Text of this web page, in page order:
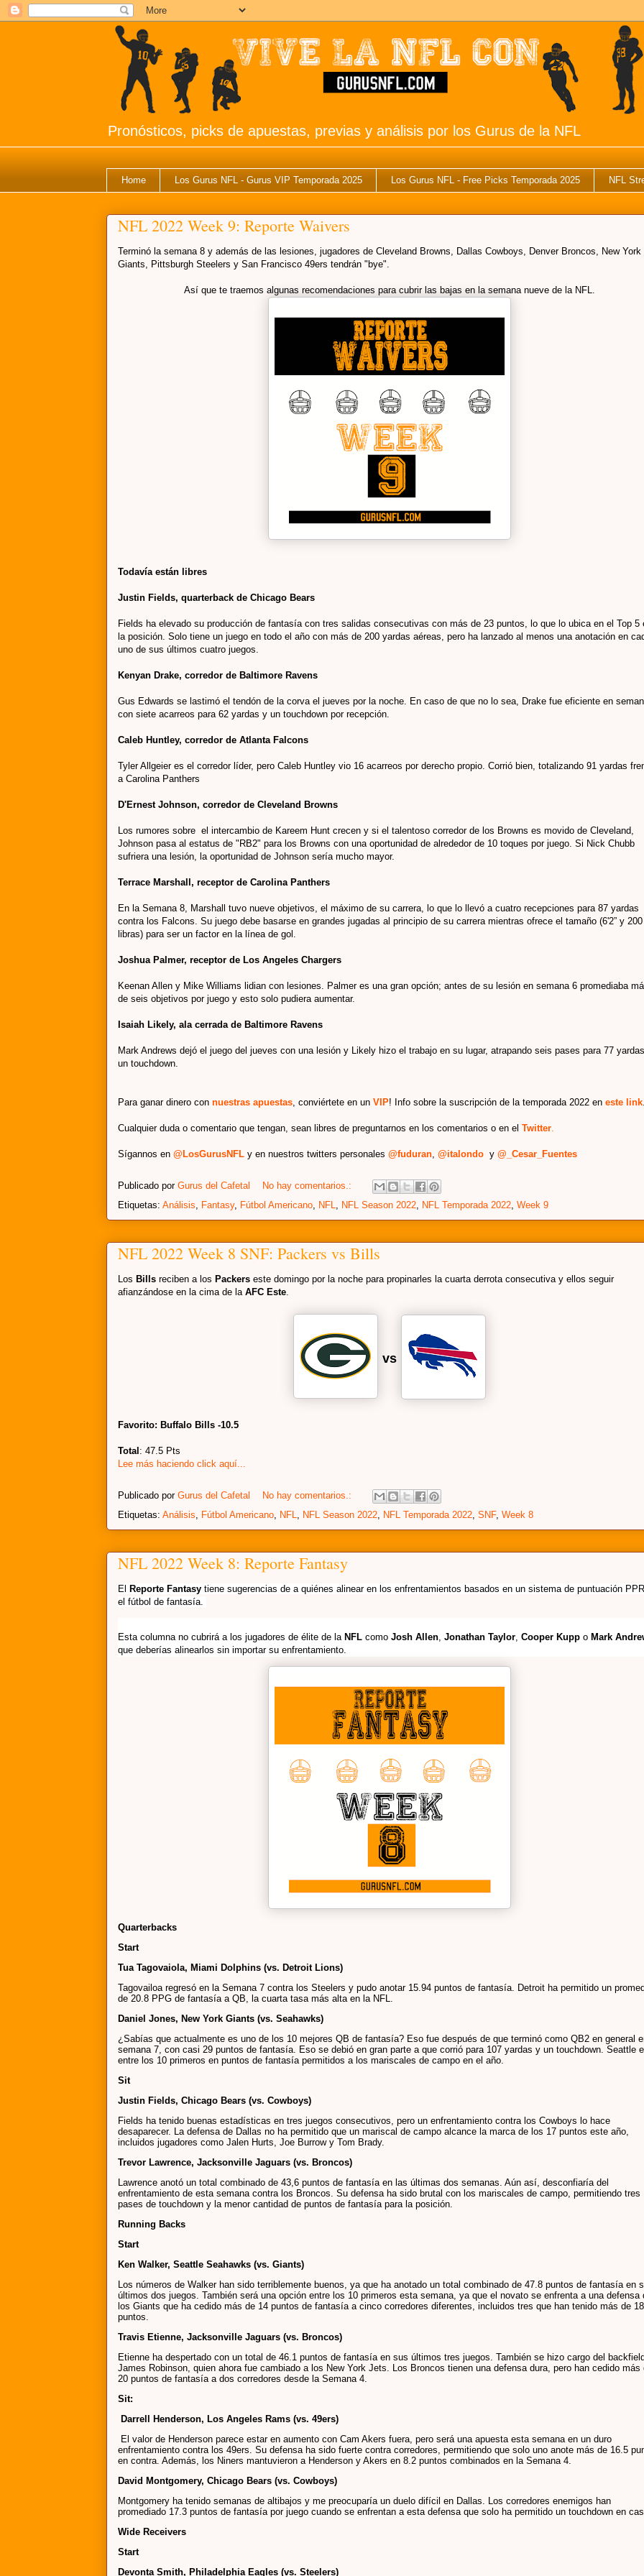
Pronósticos, picks de apuestas, previas y análisis por los Gurus de la NFL
Home Los Gurus NFL - Gurus VIP Temporada 2025 Los Gurus NFL - Free Picks Temporada 2025 NFL
NFL 2022 Week 9: Reporte Waivers
Terminó la semana 8 y además de las lesiones, jugadores de Cleveland Browns, Dallas Cowboys, Denver Broncos, New York
Giants, Pittsburgh Steelers y San Francisco 49ers tendrán "bye".
Así que te traemos algunas recomendaciones para cubrir las bajas en la semana nueve de la NFL.
Todavía están libres
Justin Fields, quarterback de Chicago Bears
Fields ha elevado su producción de fantasía con tres salidas consecutivas con más de 23 puntos, lo que lo ubica en el Top 5
la posición. Solo tiene un juego en todo el año con más de 200 yardas aéreas, pero ha lanzado al menos una anotación en
uno de sus últimos cuatro juegos.
Kenyan Drake, corredor de Baltimore Ravens
Gus Edwards se lastimó el tendón de la corva el jueves por la noche. En caso de que no lo sea, Drake fue eficiente en
con siete acarreos para 62 yardas y un touchdown por recepción.
Caleb Huntley, corredor de Atlanta Falcons
Tyler Allgeier es el corredor líder, pero Caleb Huntley vio 16 acarreos por derecho propio. Corrió bien, totalizando 91 yardas
a Carolina Panthers
D'Ernest Johnson, corredor de Cleveland Browns
Los rumores sobre el intercambio de Kareem Hunt crecen y si el talentoso corredor de los Browns es movido de Cleveland,
Johnson pasa al estatus de "RB2" para los Browns con una oportunidad de alrededor de 10 toques por juego. Si Nick Chubb
sufriera una lesión, la oportunidad de Johnson sería mucho mayor.
Terrace Marshall, receptor de Carolina Panthers
En la Semana 8, Marshall tuvo nueve objetivos, el máximo de su carrera, lo que lo llevó a cuatro recepciones para 87 yardas
contra los Falcons. Su juego debe basarse en grandes jugadas al principio de su carrera mientras ofrece el tamaño (6'2” y 200
libras) para ser un factor en la línea de gol.
Joshua Palmer, receptor de Los Angeles Chargers
Keenan Allen y Mike Williams lidian con lesiones. Palmer es una gran opción; antes de su lesión en semana 6 promediaba
de seis objetivos por juego y esto solo pudiera aumentar.
Isaiah Likely, ala cerrada de Baltimore Ravens
Mark Andrews dejó el juego del jueves con una lesión y Likely hizo el trabajo en su lugar, atrapando seis pases para 77
un touchdown.
Para ganar dinero con nuestras apuestas , conviértete en un VIP! Info sobre la suscripción de la temporada 2022 en este link
Cualquier duda o comentario que tengan, sean libres de preguntarnos en los comentarios o en el Twitter
Sígannos en @LosGurusNFL y en nuestros twitters personales @fuduran @italondo y @_Cesar_Fuentes
Publicado por Gurus del Cafetal
No hay comentarios.:
Etiquetas: Análisis Fantasy, Fútbol Americano NFL NFL Season 2022 NFL Temporada 2022 Week 9
NFL 2022 Week 8 SNF: Packers vs Bills
Los Bills reciben a los Packers este domingo por la noche para propinarles la cuarta derrota consecutiva y ellos seguir
afianzándose en la cima de la AFC Este
vs
Favorito: Buffalo Bills -10.5
Total: 47.5 Pts
Lee más haciendo click aquí...
Publicado por Gurus del Cafetal
No hay comentarios.:
Etiquetas: Análisis Fútbol Americano NFL NFL Season 2022 NFL Temporada 2022 SNF, Week 8
NFL 2022 Week 8: Reporte Fantasy
El Reporte Fantasy tiene sugerencias de a quiénes alinear en los enfrentamientos basados ​​en un sistema de puntuación
el fútbol de fantasía.
Esta columna no cubrirá a los jugadores de élite de la NFL como Josh Allen Jonathan Taylor Cooper Kupp o Mark
que deberías alinearlos sin importar su enfrentamiento.
Quarterbacks
Start
Tua Tagovaiola, Miami Dolphins (vs. Detroit Lions)
Tagovailoa regresó en la Semana 7 contra los Steelers y pudo anotar 15.94 puntos de fantasía. Detroit ha permitido un
de 20.8 PPG de fantasía a QB, la cuarta tasa más alta en la NFL.
Daniel Jones, New York Giants (vs. Seahawks)
¿Sabías que actualmente es uno de los 10 mejores QB de fantasía? Eso fue después de que terminó como QB2 en general
semana 7, con casi 29 puntos de fantasía. Eso se debió en gran parte a que corrió para 107 yardas y un touchdown. Seattle
entre los 10 primeros en puntos de fantasía permitidos a los mariscales de campo en el año.
Sit
Justin Fields, Chicago Bears (vs. Cowboys)
Fields ha tenido buenas estadísticas en tres juegos consecutivos, pero un enfrentamiento contra los Cowboys lo hace
desaparecer. La defensa de Dallas no ha permitido que un mariscal de campo alcance la marca de los 17 puntos este año,
incluidos jugadores como Jalen Hurts, Joe Burrow y Tom Brady.
Trevor Lawrence, Jacksonville Jaguars (vs. Broncos)
Lawrence anotó un total combinado de 43,6 puntos de fantasía en las últimas dos semanas. Aún así, desconfiaría del
enfrentamiento de esta semana contra los Broncos. Su defensa ha sido brutal con los mariscales de campo, permitiendo tres
pases de touchdown y la menor cantidad de puntos de fantasía para la posición.
Running Backs
Start
Ken Walker, Seattle Seahawks (vs. Giants)
Los números de Walker han sido terriblemente buenos, ya que ha anotado un total combinado de 47.8 puntos de fantasía en
últimos dos juegos. También será una opción entre los 10 primeros esta semana, ya que el novato se enfrenta a una defensa
los Giants que ha cedido más de 14 puntos de fantasía a cinco corredores diferentes, incluidos tres que han tenido más de 18
puntos.
Travis Etienne, Jacksonville Jaguars (vs. Broncos)
Etienne ha despertado con un total de 46.1 puntos de fantasía en sus últimos tres juegos. También se hizo cargo del
James Robinson, quien ahora fue cambiado a los New York Jets. Los Broncos tienen una defensa dura, pero han cedido más
20 puntos de fantasía a dos corredores desde la Semana 4.
Sit:
Darrell Henderson, Los Angeles Rams (vs. 49ers)
El valor de Henderson parece estar en aumento con Cam Akers fuera, pero será una apuesta esta semana en un duro
enfrentamiento contra los 49ers. Su defensa ha sido fuerte contra corredores, permitiendo que solo uno anote más de 16.5
en contra. Además, los Niners mantuvieron a Henderson y Akers en 8.2 puntos combinados en la Semana 4.
David Montgomery, Chicago Bears (vs. Cowboys)
Montgomery ha tenido semanas de altibajos y me preocuparía un duelo difícil en Dallas. Los corredores enemigos han
promediado 17.3 puntos de fantasía por juego cuando se enfrentan a esta defensa que solo ha permitido un touchdown en
Wide Receivers
Start
Devonta Smith, Philadelphia Eagles (vs. Steelers)